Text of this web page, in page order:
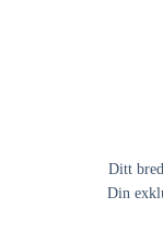
Ditt
Din